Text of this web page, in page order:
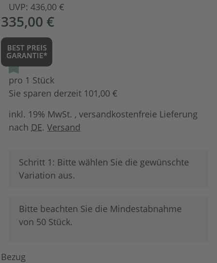
UVP: 436,00 €
335,00 €
pro 1 Stück
Sie sparen derzeit 101,00 €
inkl. 19% MwSt. , versandkostenfreie Lieferung
nach DE.Versand
x
Schritt 1: Bitte wählen Sie die gewünschte
Variation aus.
x
Bitte beachten Sie die Mindestabnahme
von 50 Stück.
Bezug